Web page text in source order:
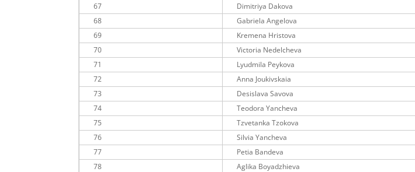
67
Dimitriya Dakova
68
Gabriela Angelova
69
Kremena Hristova
70
Victoria Nedelcheva
71
Lyudmila Peykova
72
Anna Joukivskaia
73
Desislava Savova
74
Teodora Yancheva
75
Tzvetanka Tzokova
76
Silvia Yancheva
77
Petia Bandeva
78
Aglika Boyadzhieva